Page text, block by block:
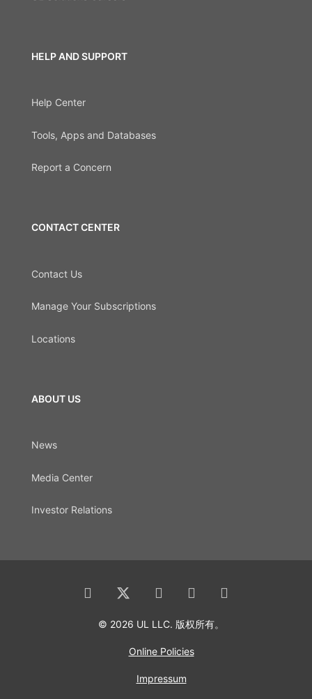
HELP AND SUPPORT
Help Center
Tools, Apps and Databases
Report a Concern
CONTACT CENTER
Contact Us
Manage Your Subscriptions
Locations
ABOUT US
News
Media Center
Investor Relations
© 2026 UL LLC. 版权所有。
Online Policies
Impressum